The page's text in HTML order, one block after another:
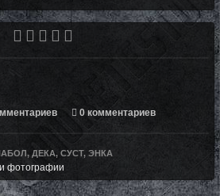
0 комментариев
ДЕКА, СУСТ, ЭНКА
фотографии